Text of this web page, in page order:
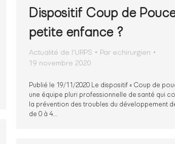
Dispositif Coup de
petite enfance ?
Actualité de l'URPS Par echirurgien
19 novembre 2020
Publié le 19/11/2020 Le dispositif « Coup de
une équipe pluri professionnelle de santé qui
la prévention des troubles du développement
de 0 à 4…